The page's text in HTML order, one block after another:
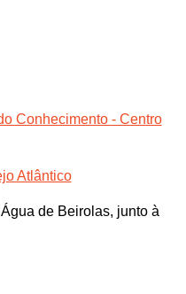
Conhecimento - Centro
Atlântico
de Beirolas, junto à